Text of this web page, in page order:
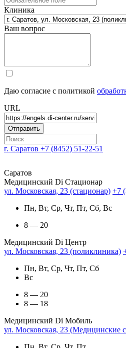
Клиника
Ваш вопрос
Даю согласие с политикой
URL
г. Саратов +7 (8452) 51-22-51
Саратов
Медицинский Di Стационар
ул. Московская, 23 (стационар) +7
Пн, Вт, Ср, Чт, Пт, Сб, Вс
8 — 20
Медицинский Di Центр
ул. Московская, 23 (поликлиника)
Пн, Вт, Ср, Чт, Пт, Сб
Вс
8 — 20
8 — 18
Медицинский Di Мобиль
ул. Московская, 23 (Медицинские